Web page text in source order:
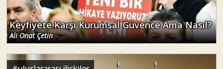
Keyfiyete Karşı Kurumsal Güvence Ama Nasıl?
Ali Onat Çetin